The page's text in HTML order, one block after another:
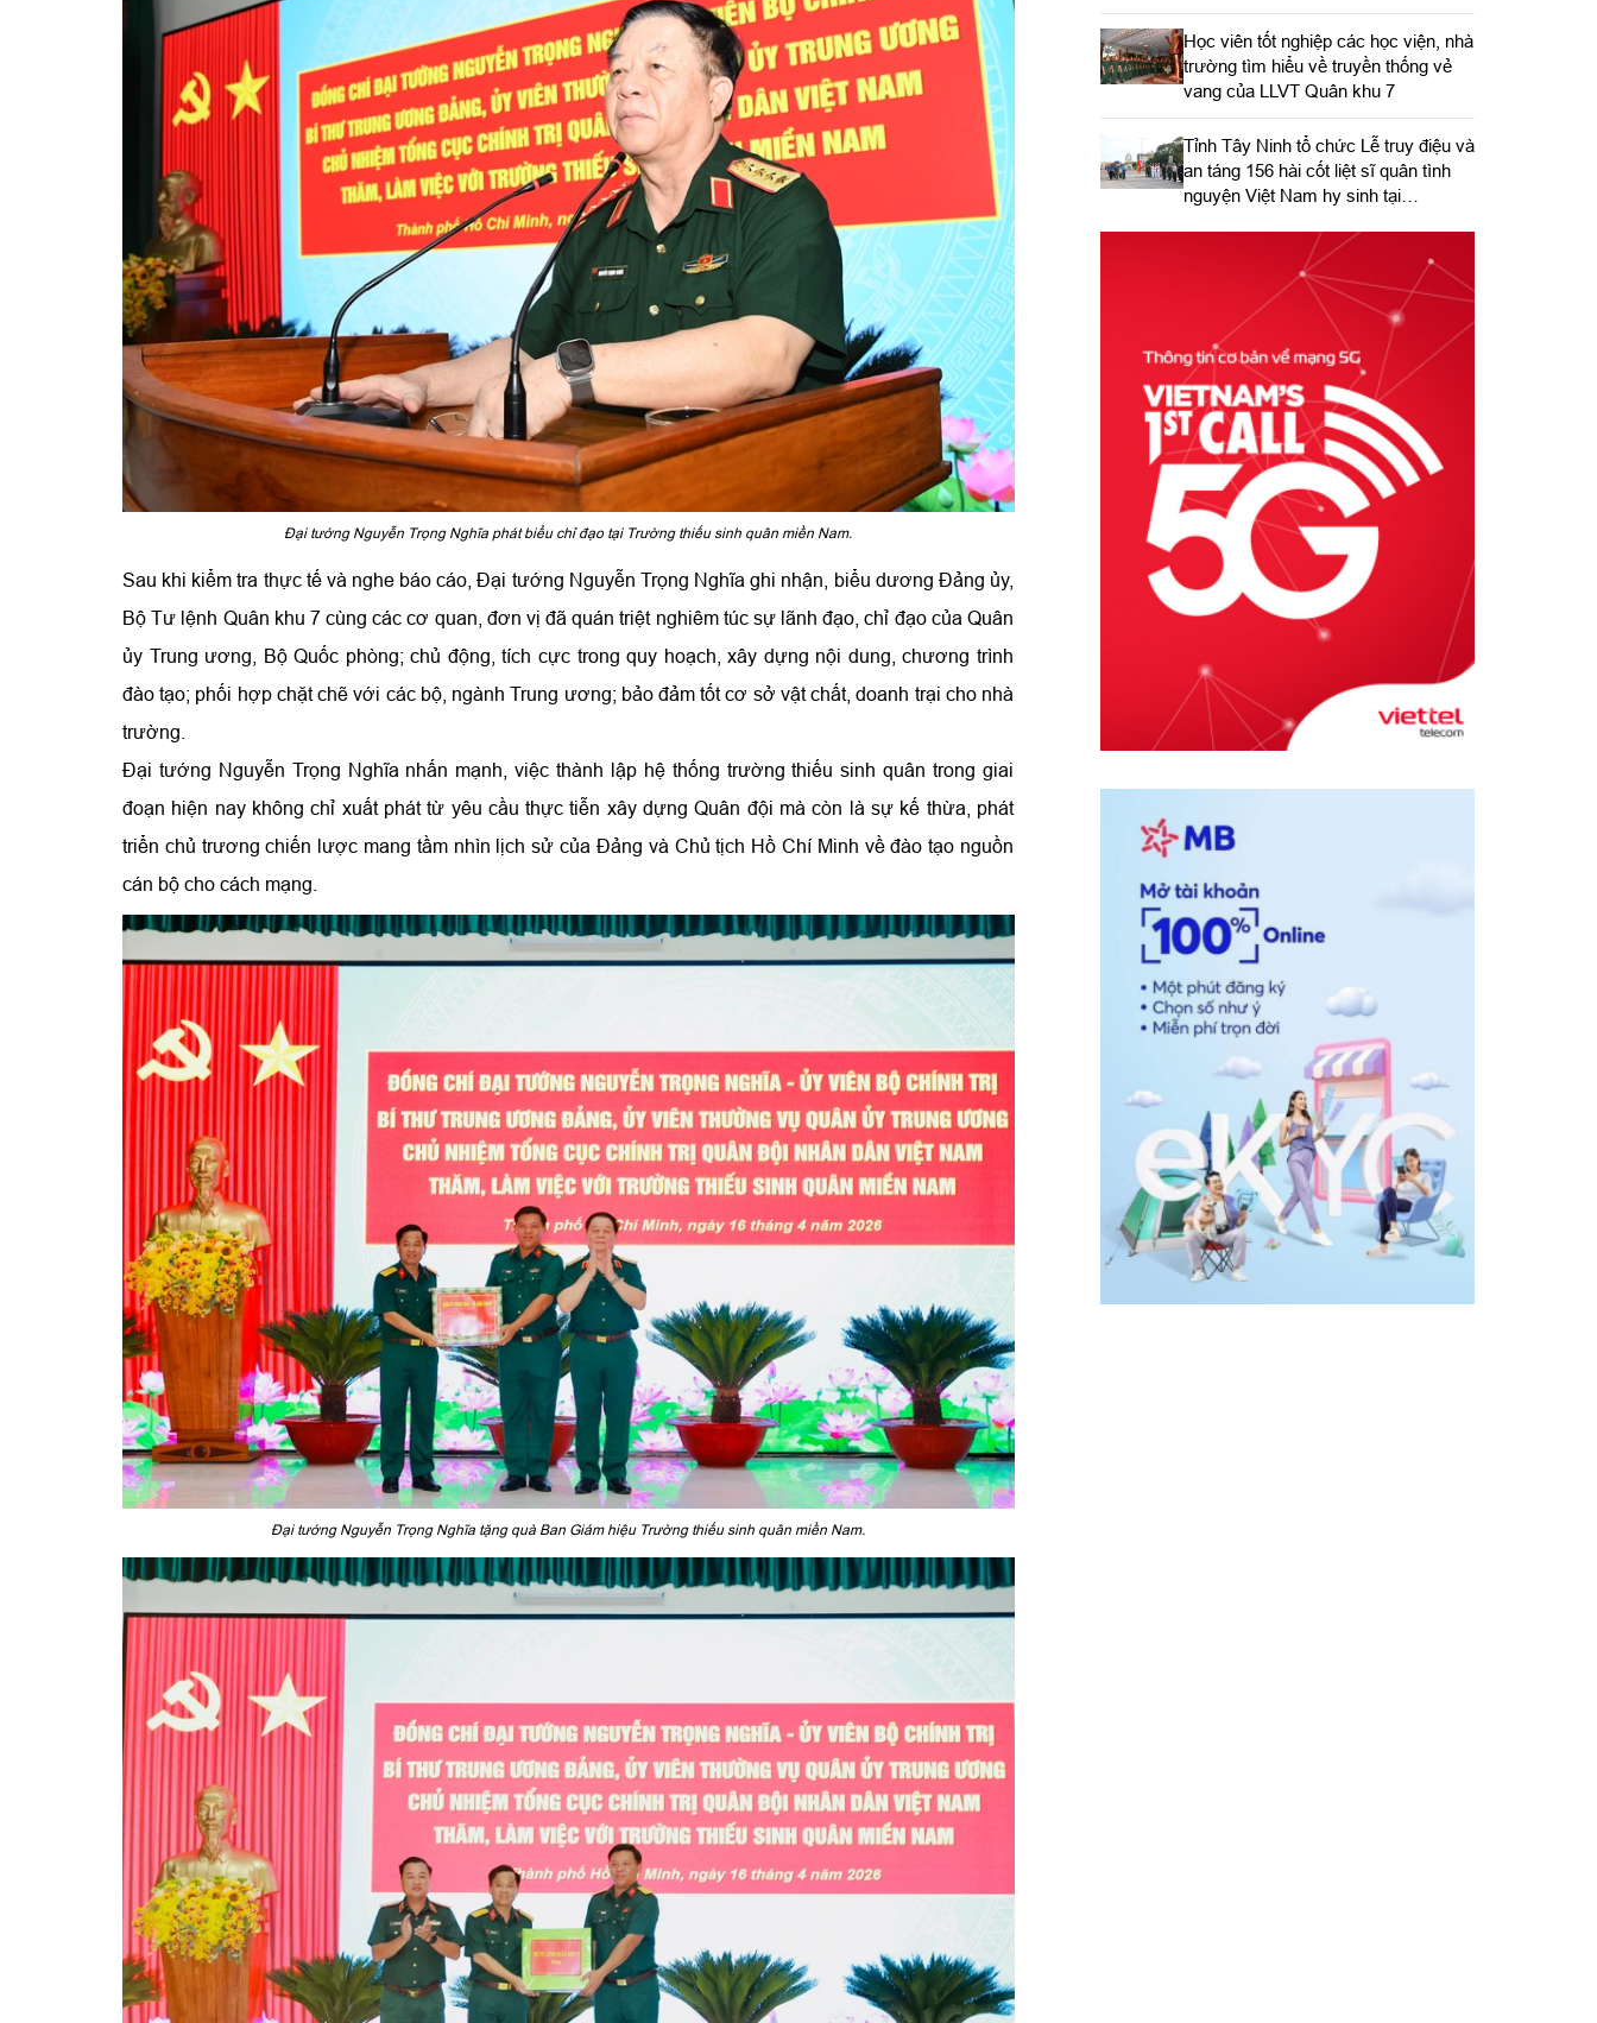
Đại tướng Nguyễn Trọng Nghĩa phát biểu chỉ đạo tại Trường thiếu sinh quân miền Nam.
Sau khi kiểm tra thực tế và nghe báo cáo, Đại tướng Nguyễn Trọng Nghĩa ghi nhận, biểu dương Đảng ủy,
Bộ Tư lệnh Quân khu 7 cùng các cơ quan, đơn vị đã quán triệt nghiêm túc sự lãnh đạo, chỉ đạo của Quân
ủy Trung ương, Bộ Quốc phòng; chủ động, tích cực trong quy hoạch, xây dựng nội dung, chương trình
đào tạo; phối hợp chặt chẽ với các bộ, ngành Trung ương; bảo đảm tốt cơ sở vật chất, doanh trại cho nhà
trường.
Đại tướng Nguyễn Trọng Nghĩa nhấn mạnh, việc thành lập hệ thống trường thiếu sinh quân trong giai
đoạn hiện nay không chỉ xuất phát từ yêu cầu thực tiễn xây dựng Quân đội mà còn là sự kế thừa, phát
triển chủ trương chiến lược mang tầm nhìn lịch sử của Đảng và Chủ tịch Hồ Chí Minh về đào tạo nguồn
cán bộ cho cách mạng.
Đại tướng Nguyễn Trọng Nghĩa tặng quà Ban Giám hiệu Trường thiếu sinh quân miền Nam.
trang nhân dân
Học viên tốt nghiệp các học viện, nhà
trường tìm hiểu về truyền thống vẻ
vang của LLVT Quân khu 7
​Tỉnh Tây Ninh tổ chức Lễ truy điệu và
an táng 156 hài cốt liệt sĩ quân tình
nguyện Việt Nam hy sinh tại